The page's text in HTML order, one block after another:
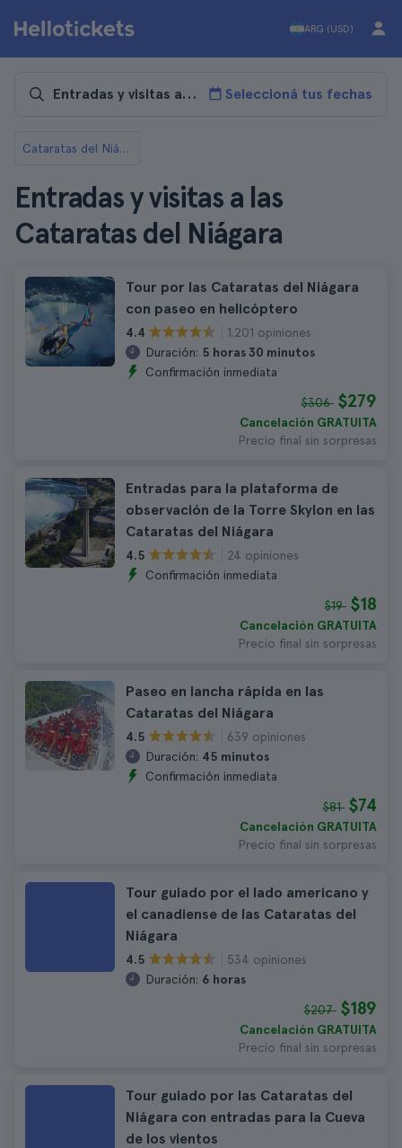
ARG (USD)
Seleccioná tus fechas
Cataratas del Niágara
Entradas y visitas a las
Cataratas del Niágara
Tour por las Cataratas del Niágara
con paseo en helicóptero
4.4
1.201 opiniones
Duración: 5 horas 30 minutos
Confirmación inmediata
$306 $279
Cancelación GRATUITA
Precio final sin sorpresas
Entradas para la plataforma de
observación de la Torre Skylon en las
Cataratas del Niágara
4.5
24 opiniones
Confirmación inmediata
$19 $18
Cancelación GRATUITA
Precio final sin sorpresas
Paseo en lancha rápida en las
Cataratas del Niágara
4.5
639 opiniones
Duración: 45 minutos
Confirmación inmediata
$81 $74
Cancelación GRATUITA
Precio final sin sorpresas
Tour guiado por el lado americano y
el canadiense de las Cataratas del
Niágara
4.5
534 opiniones
Duración: 6 horas
$207 $189
Cancelación GRATUITA
Precio final sin sorpresas
Tour guiado por las Cataratas del
Niágara con entradas para la Cueva
de los vientos